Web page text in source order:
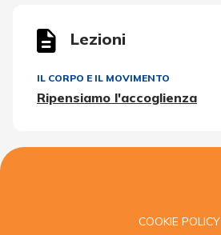
Lezioni
IL CORPO E IL MOVIMENTO
Ripensiamo l'accoglienza
COOKIE POLICY